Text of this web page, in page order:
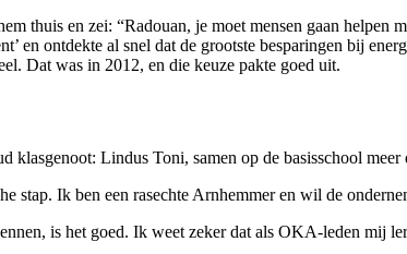
thuis en zei: “Radouan, je moet mensen gaan helpen
en ontdekte al snel dat de grootste besparingen bij
Dat was in 2012, en die keuze pakte goed uit.
Lindus Toni, samen op de basisschool meer
stap. Ik ben een rasechte Arnhemmer en wil de
is het goed. Ik weet zeker dat als OKA-leden mij